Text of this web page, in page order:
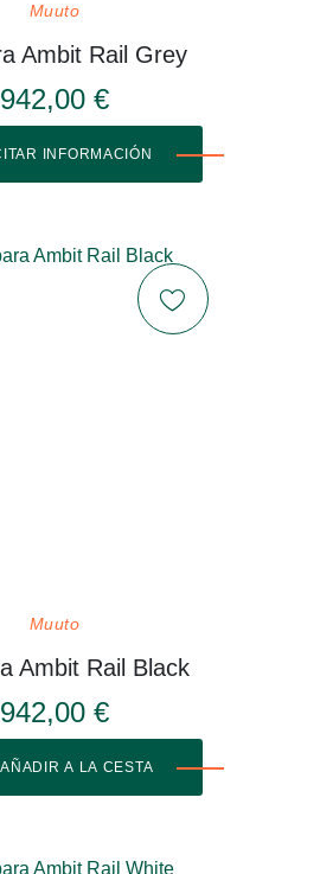
Muuto
Ambit Rail Grey
942,00 €
INFORMACIÓN
Muuto
Ambit Rail Black
942,00 €
AÑADIR A LA CESTA